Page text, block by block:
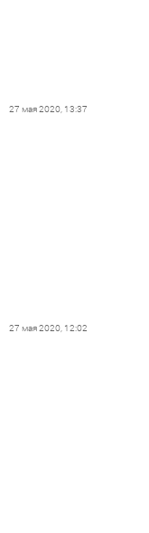
27 мая 2020, 13:37
27 мая 2020, 12:02